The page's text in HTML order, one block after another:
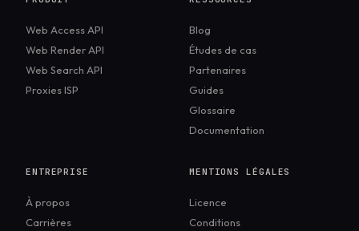
Web Access API
Web Render API
Web Search API
Proxies ISP
Blog
Études de cas
Partenaires
Guides
Glossaire
Documentation
ENTREPRISE
À propos
Carrières
MENTIONS LÉGALES
Licence
Conditions